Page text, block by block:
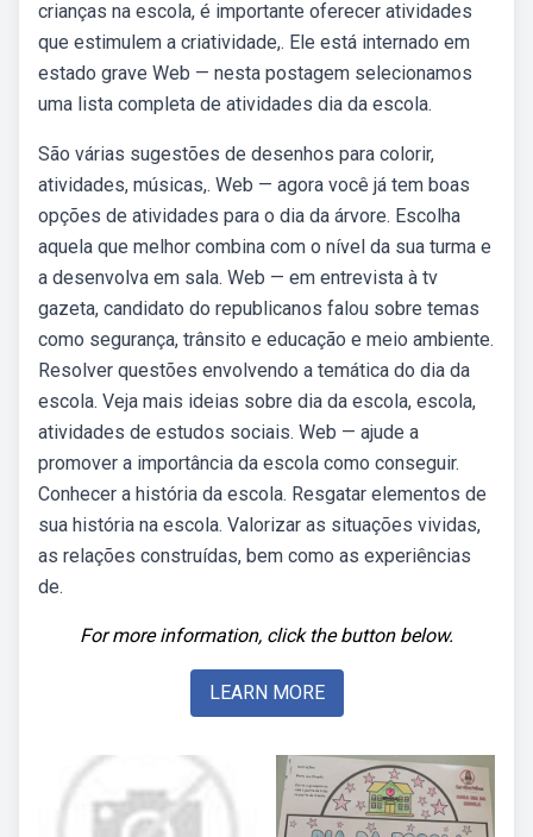
crianças na escola, é importante oferecer atividades
que estimulem a criatividade,. Ele está internado em
estado grave Web — nesta postagem selecionamos
uma lista completa de atividades dia da escola.
São várias sugestões de desenhos para colorir,
atividades, músicas,. Web — agora você já tem boas
opções de atividades para o dia da árvore. Escolha
aquela que melhor combina com o nível da sua turma e
a desenvolva em sala. Web — em entrevista à tv
gazeta, candidato do republicanos falou sobre temas
como segurança, trânsito e educação e meio ambiente.
Resolver questões envolvendo a temática do dia da
escola. Veja mais ideias sobre dia da escola, escola,
atividades de estudos sociais. Web — ajude a
promover a importância da escola como conseguir.
Conhecer a história da escola. Resgatar elementos de
sua história na escola. Valorizar as situações vividas,
as relações construídas, bem como as experiências
de.
For more information, click the button below.
LEARN MORE